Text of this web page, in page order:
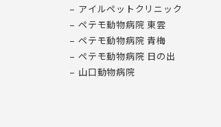
アイルペットクリニック
ペテモ動物病院 東雲
ペテモ動物病院 青梅
ペテモ動物病院 日の出
山口動物病院